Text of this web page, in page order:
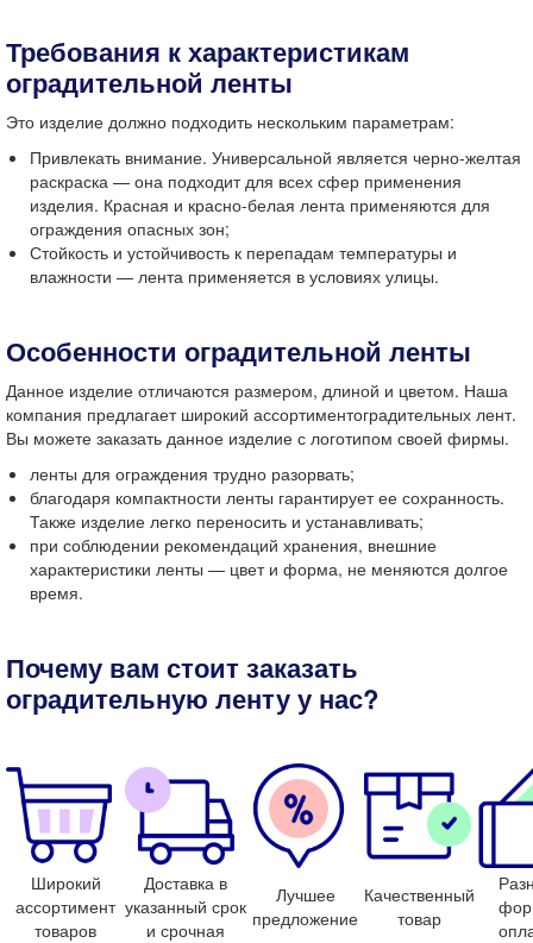
Требования к характеристикам
оградительной ленты
Это изделие должно подходить нескольким параметрам:
Привлекать внимание. Универсальной является черно-желтая
раскраска — она подходит для всех сфер применения
изделия. Красная и красно-белая лента применяются для
ограждения опасных зон;
Стойкость и устойчивость к перепадам температуры и
влажности — лента применяется в условиях улицы.
Особенности оградительной ленты
Данное изделие отличаются размером, длиной и цветом. Наша
компания предлагает широкий ассортиментоградительных лент.
Вы можете заказать данное изделие с логотипом своей фирмы.
ленты для ограждения трудно разорвать;
благодаря компактности ленты гарантирует ее сохранность.
Также изделие легко переносить и устанавливать;
при соблюдении рекомендаций хранения, внешние
характеристики ленты — цвет и форма, не меняются долгое
время.
Почему вам стоит заказать
оградительную лентуу нас?
Широкий
ассортимент
товаров
Доставка в
указанный срок
и срочная
Лучшее
предложение
Качественный
товар